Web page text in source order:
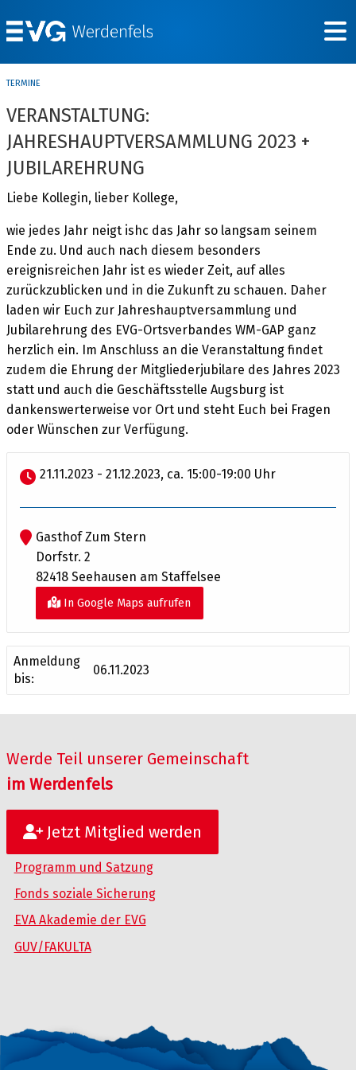
TERMINE
VERANSTALTUNG:
JAHRESHAUPTVERSAMMLUNG 2023 +
JUBILAREHRUNG
Liebe Kollegin, lieber Kollege,
wie jedes Jahr neigt ishc das Jahr so langsam seinem
Ende zu. Und auch nach diesem besonders
ereignisreichen Jahr ist es wieder Zeit, auf alles
zurückzublicken und in die Zukunft zu schauen. Daher
laden wir Euch zur Jahreshauptversammlung und
Jubilarehrung des EVG-Ortsverbandes WM-GAP ganz
herzlich ein. Im Anschluss an die Veranstaltung findet
zudem die Ehrung der Mitgliederjubilare des Jahres 2023
statt und auch die Geschäftsstelle Augsburg ist
dankenswerterweise vor Ort und steht Euch bei Fragen
oder Wünschen zur Verfügung.
21.11.2023 - 21.12.2023, ca. 15:00-19:00 Uhr
Gasthof Zum Stern
Dorfstr. 2
82418 Seehausen am Staffelsee
In Google Maps aufrufen
Anmeldung
bis:
06.11.2023
Werde Teil unserer Gemeinschaft
im Werdenfels
Jetzt Mitglied werden
Programm und Satzung
Fonds soziale Sicherung
EVA Akademie der EVG
GUV/FAKULTA